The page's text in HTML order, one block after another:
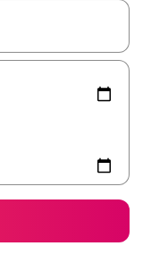
maak je een keuze